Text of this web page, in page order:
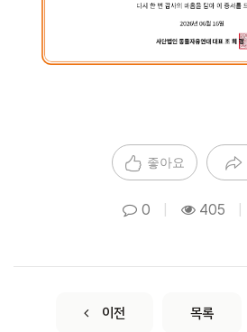
좋아요
0 405
이전 목록